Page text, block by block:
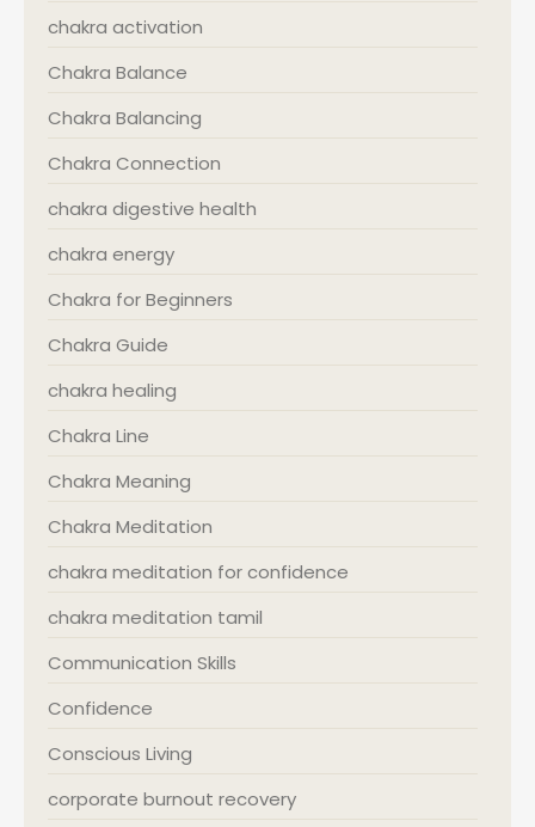
chakra activation
Chakra Balance
Chakra Balancing
Chakra Connection
chakra digestive health
chakra energy
Chakra for Beginners
Chakra Guide
chakra healing
Chakra Line
Chakra Meaning
Chakra Meditation
chakra meditation for confidence
chakra meditation tamil
Communication Skills
Confidence
Conscious Living
corporate burnout recovery